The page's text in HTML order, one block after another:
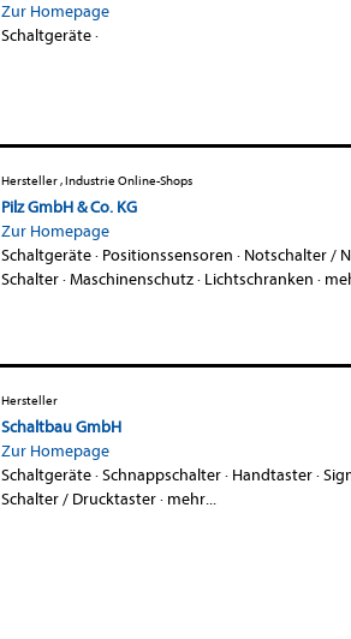
Zur Homepage
Schaltgeräte·
Hersteller , Industrie Online-Shops
Pilz GmbH & Co. KG
Zur Homepage
Schaltgeräte· Positionssensoren · Notschalter /
Schalter·Maschinenschutz· Lichtschranken ·
Hersteller
Schaltbau GmbH
Zur Homepage
Schaltgeräte·Schnappschalter· Handtaster·
Schalter / Drucktaster· mehr...